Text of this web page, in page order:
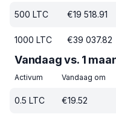
500 LTC €19 518.91
1000 LTC €39 037.82
Vandaag vs. 1
Activum Vandaag om
0.5 LTC €19.52